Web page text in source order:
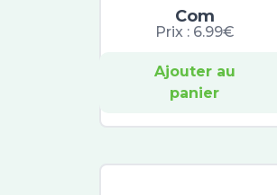
Com
Prix : 6.99€
Ajouter au
panier